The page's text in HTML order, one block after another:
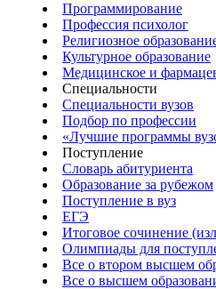
Программирование
Профессия психолог
Религиозное
Культурное образование
Медицинское и
Специальности
Специальности вузов
Подбор по профессии
«Лучшие программы
Поступление
Словарь абитуриента
Образование за рубежом
Поступление в вуз
ЕГЭ
Итоговое сочинение
Олимпиады для
Все о втором высшем
Все о высшем